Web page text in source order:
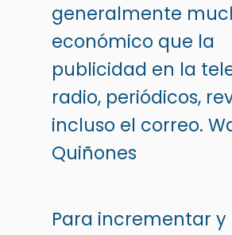
generalmente
económico que la
publicidad en la
radio, periódicos,
incluso el correo.
Quiñones
Para incrementar y